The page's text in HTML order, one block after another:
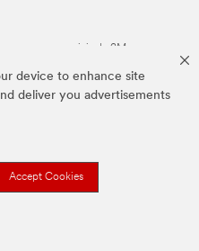
device to enhance site
deliver you advertisements
Accept Cookies
marcas comerciais da 3M.